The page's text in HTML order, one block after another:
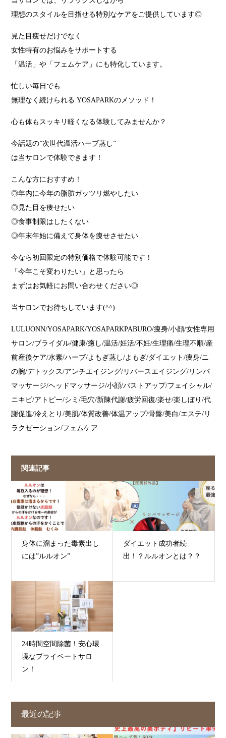
理想のスタイルを目指せる特別なケアをご提供しています◎
見た目痩せだけでなく
女性特有のお悩みをサポートする
「温活」や「フェムケア」にも特化しています。
忙しい毎日でも
無理なく続けられる YOSAPARKのメソッド！
心も体もスッキリ軽くなる体験してみませんか？
今話題の”次世代温活ハーブ蒸し”
は当サロンで体験できます！
こんな方におすすめ！
◎年内に今年の脂肪ガッツリ燃やしたい
◎見た目を痩せたい
◎食事制限はしたくない
◎年末年始に備えて身体を痩せさせたい
今なら初回限定の特別価格で体験可能です！
「今年こそ変わりたい」と思ったら
まずはお気軽にお問い合わせください◎
当サロンでお待ちしています(^^)
LULUONN/YOSAPARK/YOSAPARKPABURO/痩身/小顔/女性専用
サロン/ブライダル/健康/癒し/温活/妊活/不妊/生理痛/生理不順/産
前産後ケア/水素/ハーブ/よもぎ蒸し/よもぎ/ダイエット/痩身/ニ
の腕/デトックス/アンチエイジング/リバースエイジング/リンパ
マッサージ/ヘッドマッサージ/小顔/バストアップ/フェイシャル/
ニキビ/アトピー/シミ/毛穴/新陳代謝/疲労回復/楽せ/楽しぼり/代
謝促進/冷えとり/美肌/体質改善/体温アップ/骨盤/美白/エステ/リ
ラクゼーション/フェムケア
関連記事
身体に溜まった毒素出し
には”ルルオン”
ダイエット成功者続
出！？ルルオンとは？？
24時間空間除菌！安心環
境なプライベートサロ
ン！
最近の記事